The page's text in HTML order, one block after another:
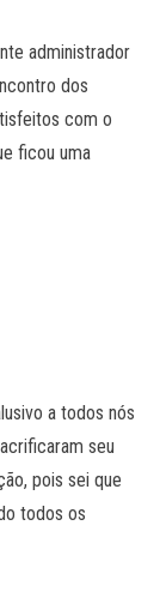
administrador
dos
com o
ficou uma
a todos nós
seu
pois sei que
todos os